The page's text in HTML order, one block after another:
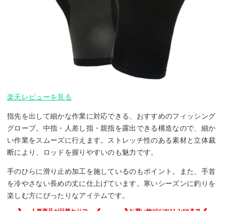
楽天レビューを見る
指先を出して細かな作業に対応できる、おすすめのフィッシング
グローブ。中指・人差し指・親指を露出できる構造なので、細か
い作業をスムーズに行えます。ストレッチ性のある素材と立体裁
断により、ロッドを握りやすいのも魅力です。
手のひらに滑り止め加工を施しているのもポイント。また、手首
を冷やさない長めの丈に仕上げています。寒いシーズンに釣りを
楽しむ方にぴったりなアイテムです。